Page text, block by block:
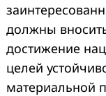
должны
достижение
целей
материальной